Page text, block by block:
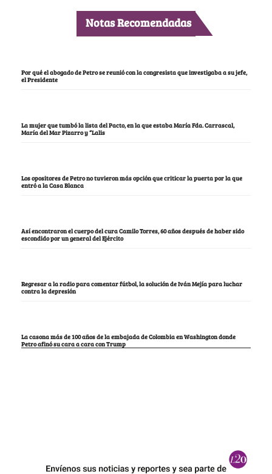
Notas Recomendadas
Por qué el abogado de Petro se reunió con la congresista que investigaba a su jefe,
el Presidente
La mujer que tumbó la lista del Pacto, en la que estaba María Fda. Carrascal,
María del Mar Pizarro y “Lalis
Los opositores de Petro no tuvieron más opción que criticar la puerta por la que
entró a la Casa Blanca
Así encontraron el cuerpo del cura Camilo Torres, 60 años después de haber sido
escondido por un general del Ejército
Regresar a la radio para comentar fútbol, la solución de Iván Mejía para luchar
contra la depresión
La casona más de 100 años de la embajada de Colombia en Washington donde
Petro afinó su cara a cara con Trump